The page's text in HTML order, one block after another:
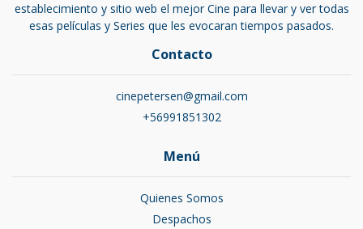
establecimiento y sitio web el mejor Cine para llevar y ver todas
esas películas y Series que les evocaran tiempos pasados.
Contacto
cinepetersen@gmail.com
+56991851302
Menú
Quienes Somos
Despachos